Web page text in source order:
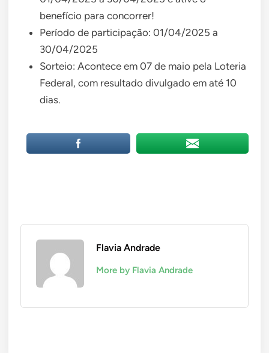
benefício para concorrer!
Período de participação: 01/04/2025 a
30/04/2025
Sorteio: Acontece em 07 de maio pela Loteria
Federal, com resultado divulgado em até 10
dias.
Flavia Andrade
More by Flavia Andrade